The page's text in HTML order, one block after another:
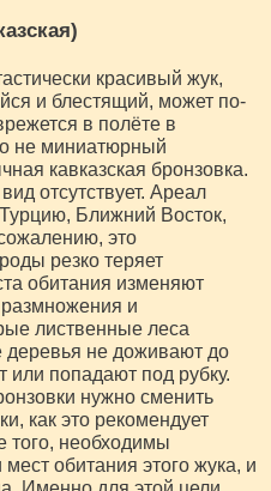
красивый жук,
и блестящий, может по-
в полёте в
не миниатюрный
кавказская бронзовка.
отсутствует. Ареал
Ближний Восток,
это
резко теряет
обитания изменяют
и
лиственные леса
деревья не доживают до
или попадают под рубку.
нужно сменить
как это рекомендует
того, необходимы
обитания этого жука, и